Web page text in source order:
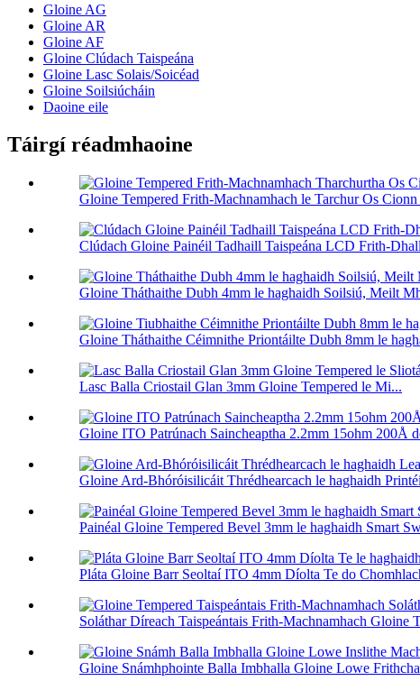
Gloine AG
Gloine AR
Gloine AF
Gloine Clúdach Taispeána
Gloine Lasc Solais/Soicéad
Gloine Soilsiúcháin
Daoine eile
Táirgí réadmhaoine
Gloine Tempered Frith-Machnamhach le Tarchur Os Cionn
Clúdach Gloine Painéil Tadhaill Taispeána LCD Frith-
Gloine Tháthaithe Dubh 4mm le haghaidh Soilsiú, Meilt
Gloine Tháthaithe Céimnithe Priontáilte Dubh 8mm le
Lasc Balla Criostail Glan 3mm Gloine Tempered le Mi...
Gloine ITO Patrúnach Saincheaptha 2.2mm 15ohm 200Å
Gloine Ard-Bhóróisilicáit Thrédhearcach le haghaidh
Painéal Gloine Tempered Bevel 3mm le haghaidh Smart
Pláta Gloine Barr Seoltaí ITO 4mm Díolta Te do
Soláthar Díreach Taispeántais Frith-Machnamhach Gloine
Gloine Snámhphointe Balla Imbhalla Gloine Lowe